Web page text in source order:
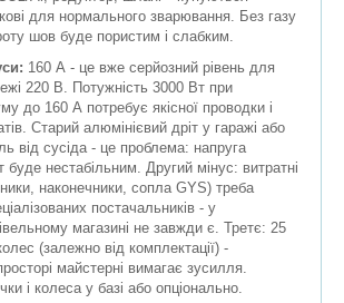
для нормального зварювання. Без газу
шов буде пористим і слабким.
160 А - це вже серйозний рівень для
220 В. Потужність 3000 Вт при
до 160 А потребує якісної проводки і
Старий алюмінієвий дріт у гаражі або
від сусіда - це проблема: напруга
буде нестабільним. Другий мінус: витратні
наконечники, сопла GYS) треба
постачальників - у
магазині не завжди є. Третє: 25
(залежно від комплектації) -
майстерні вимагає зусилля.
і колеса у базі або опціонально.